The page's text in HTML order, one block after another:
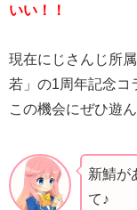
いい！！
現在にじさんじ所
若」の1周年記念コ
この機会にぜひ遊
新鯖が
て♪